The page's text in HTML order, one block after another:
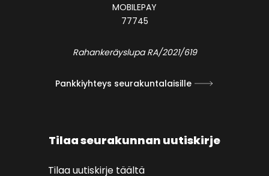
MOBILEPAY
77745
Rahankeräyslupa RA/2021/619
Pankkiyhteys seurakuntalaisille
Tilaa seurakunnan uutiskirje
Tilaa uutiskirje täältä